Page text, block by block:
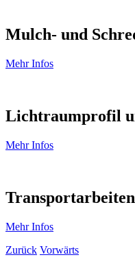
Mulch- und
Mehr Infos
Lichtraumprofil
Mehr Infos
Transportarbeiten
Mehr Infos
Zurück Vorwärts